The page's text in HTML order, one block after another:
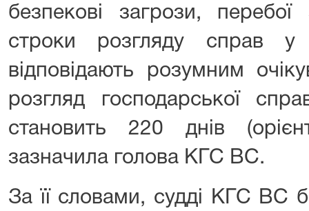
безпекові загрози,
строки розгляду справ у
відповідають розумним
розгляд господарської
становить 220 днів
зазначила голова КГС ВС.
За її словами, судді КГС ВС